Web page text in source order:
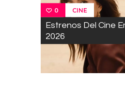
0 CINE
Estrenos Del Cine
2026